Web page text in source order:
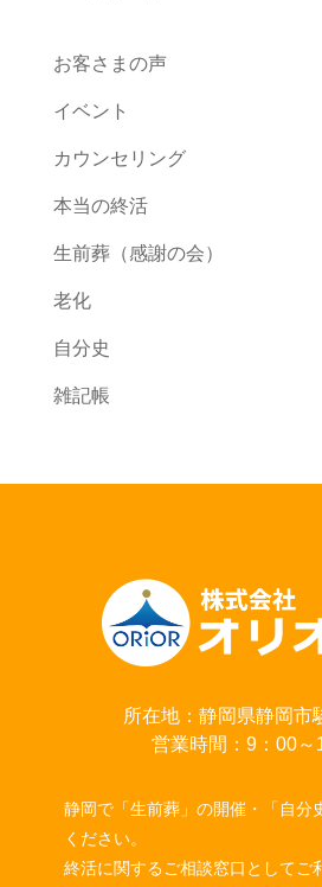
お客さまの声
イベント
カウンセリング
本当の終活
生前葬（感謝の会）
老化
自分史
雑記帳
所在地：静岡県静岡市
営業時間：9：00～
静岡で「生前葬」の開催・「自分
ください。
終活に関するご相談窓口としてご